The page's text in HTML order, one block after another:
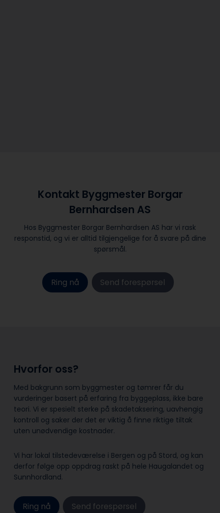
Kontakt Byggmester Borgar
Bernhardsen AS
Hos Byggmester Borgar Bernhardsen AS har vi rask
responstid, og vi er alltid ​tilgjengelige for å svare på dine
spørsmål.
Ring nå Send forespørsel
Hvorfor oss?
Med bakgrunn som byggmester og tømrer får du
vurderinger basert på erfaring fra byggeplass, ikke bare
teori. Vi er spesielt sterke på skadetaksering, uavhengig
kontroll og saker der det er viktig å finne riktige tiltak
uten unødvendige kostnader.
Vi har lokal tilstedeværelse i Bergen og på Stord, og kan
derfor følge opp oppdrag raskt på hele Haugalandet og
Sunnhordland.
Ring nå Send forespørsel